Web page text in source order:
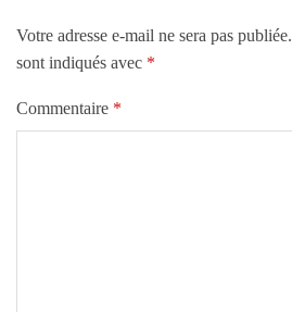
Votre adresse e-mail ne sera pas publiée.
sont indiqués avec *
Commentaire *